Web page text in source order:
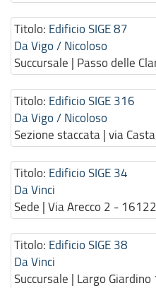
Titolo: Edificio SIGE 87
Da Vigo / Nicoloso
Succursale | Passo delle
Titolo: Edificio SIGE 316
Da Vigo / Nicoloso
Sezione staccata | via
Titolo: Edificio SIGE 34
Da Vinci
Sede | Via Arecco 2 -
Titolo: Edificio SIGE 38
Da Vinci
Succursale | Largo